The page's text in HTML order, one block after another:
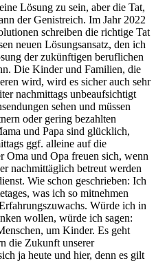
Lösung zu sein, aber die Tat,
der Genistreich. Im Jahr 2022
schreiben die richtige Tat
neuen Lösungsansatz, den ich
der zukünftigen beruflichen
Die Kinder und Familien, die
wird, wird es sicher auch sehr
nachmittags unbeaufsichtigt
sehen und müssen
oder gering bezahlten
und Papa sind glücklich,
ggf. alleine auf die
Oma und Opa freuen sich, wenn
nachmittäglich betreut werden
Wie schon geschrieben: Ich
was ich so mitnehmen
Würde ich in
wollen, würde ich sagen:
um Kinder. Es geht
die Zukunft unserer
ja heute und hier, denn es gilt